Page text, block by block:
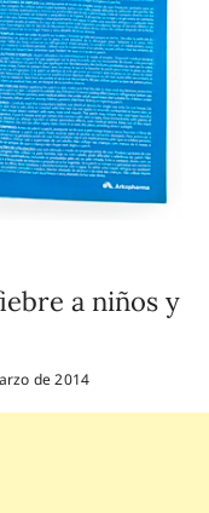
a niños y
de 2014